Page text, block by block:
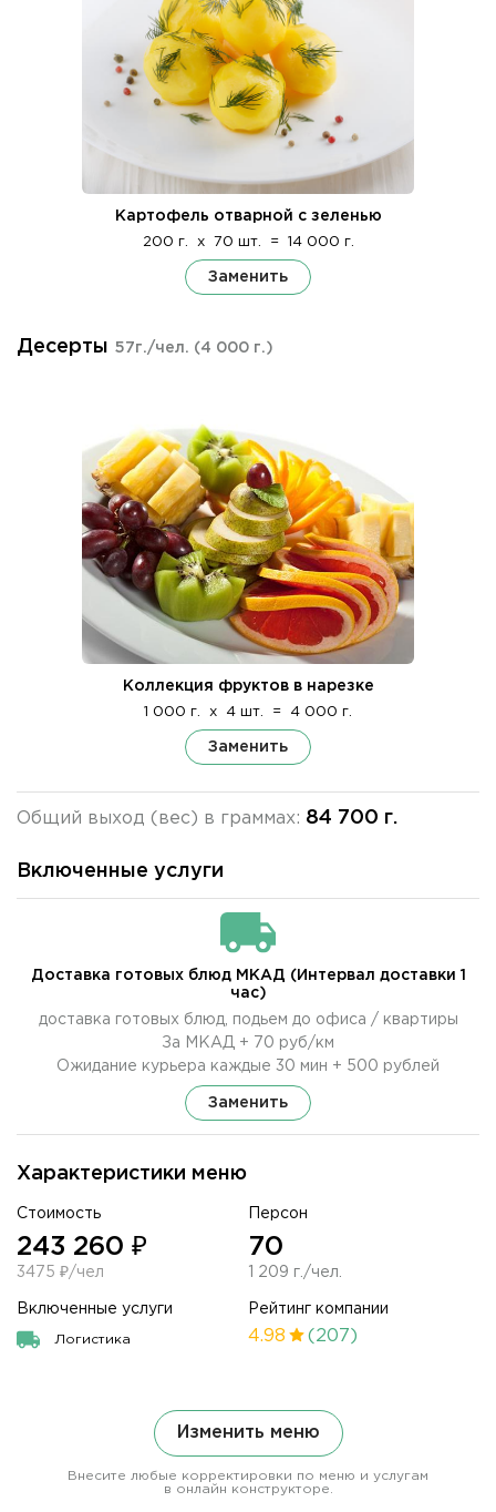
Характеристики меню
Стоимость
243 260 ₽
3475 ₽/чел
Персон
70
1 209 г./чел.
Включенные услуги
Логистика
Рейтинг компании
4.98 (207)
Картофель отварной с зеленью
200 г. x 70 шт. = 14 000 г.
Заменить
Десерты 57г./чел. (4 000 г.)
Коллекция фруктов в нарезке
1 000 г. x 4 шт. = 4 000 г.
Заменить
Общий выход (вес) в граммах: 84 700 г.
Изменить меню
Внесите любые корректировки по меню и услугам
в онлайн конструкторе.
Включенные услуги
Доставка готовых блюд МКАД (Интервал доставки 1
час)
доставка готовых блюд, подьем до офиса / квартиры
За МКАД + 70 руб/км
Ожидание курьера каждые 30 мин + 500 рублей
Заменить